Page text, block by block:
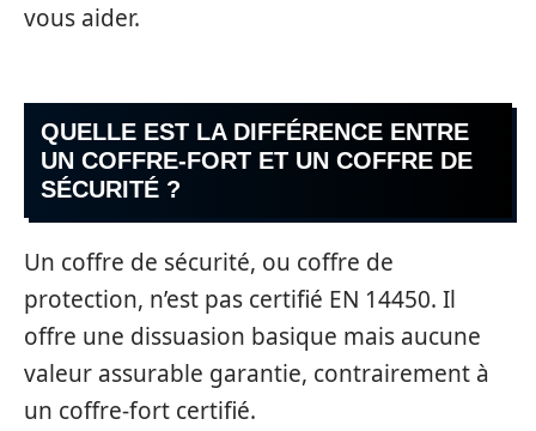
vous aider.
QUELLE EST LA DIFFÉRENCE ENTRE
UN COFFRE-FORT ET UN COFFRE DE
SÉCURITÉ ?
Un coffre de sécurité, ou coffre de
protection, n’est pas certifié EN 14450. Il
offre une dissuasion basique mais aucune
valeur assurable garantie, contrairement à
un coffre-fort certifié.